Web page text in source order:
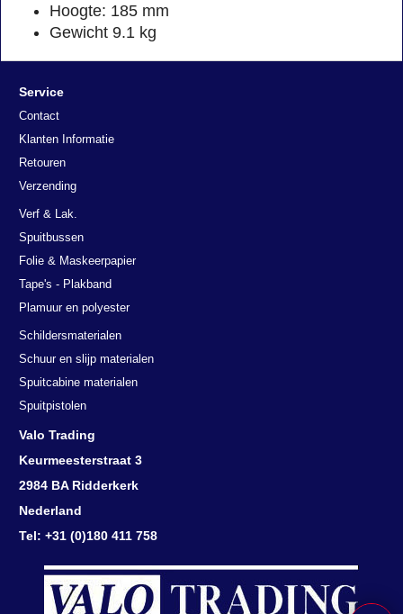
Hoogte: 185 mm
Gewicht 9.1 kg
Service
Contact
Klanten Informatie
Retouren
Verzending
Verf & Lak.
Spuitbussen
Folie & Maskeerpapier
Tape's - Plakband
Plamuur en polyester
Schildersmaterialen
Schuur en slijp materialen
Spuitcabine materialen
Spuitpistolen
Valo Trading
Keurmeesterstraat 3
2984 BA Ridderkerk
Nederland
Tel: +31 (0)180 411 758